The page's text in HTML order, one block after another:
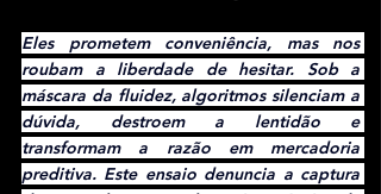
Eles prometem conveniência, mas nos
roubam a liberdade de hesitar. Sob a
máscara da fluidez, algoritmos silenciam a
dúvida, destroem a lentidão e
transformam a razão em mercadoria
preditiva. Este ensaio denuncia a captura